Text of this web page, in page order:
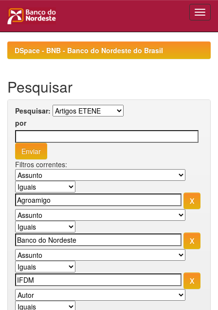
navigationDSpace - BNB - Banco do Nordeste do Brasil
Pesquisar
Pesquisar:
por
Filtros correntes: